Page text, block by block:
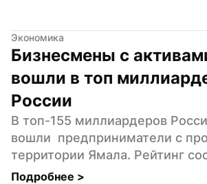
Экономика
Бизнесмены с
вошли в топ
России
В топ-155 миллиардеров
вошли  предприниматели с
территории Ямала. Рейтинг
Подробнее >